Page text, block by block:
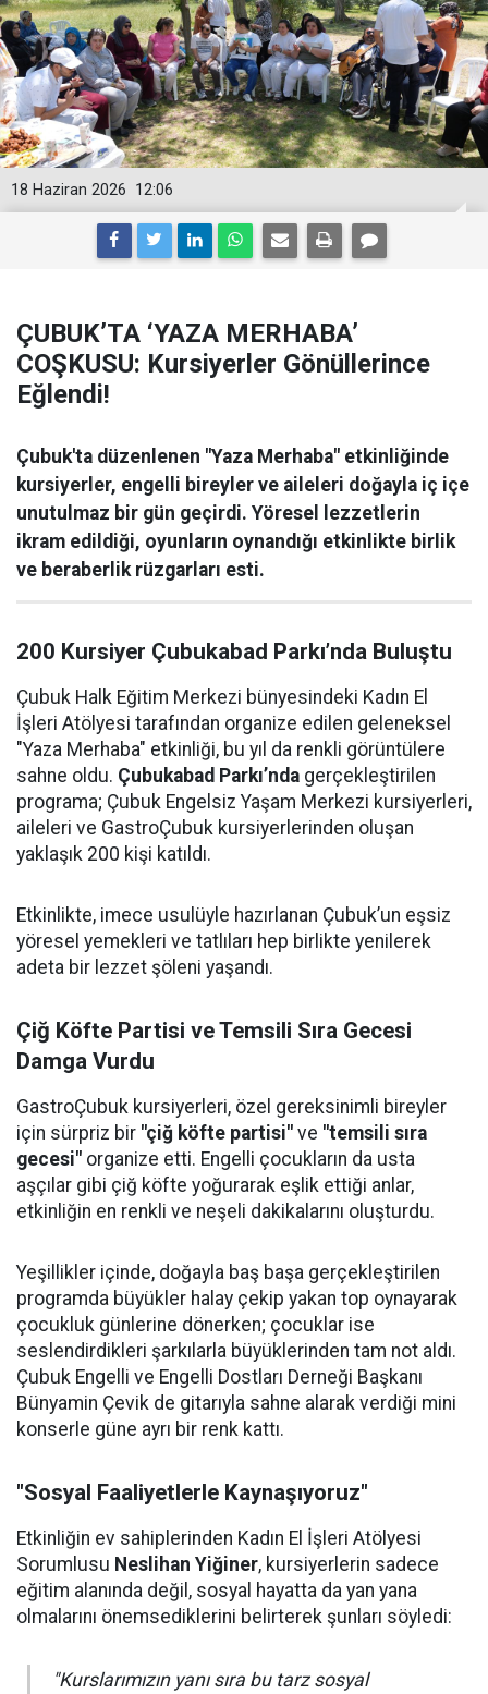
12:06
18 Haziran 2026
ÇUBUK’TA ‘YAZA MERHABA’
COŞKUSU: Kursiyerler Gönüllerince
Eğlendi!
Çubuk'ta düzenlenen "Yaza Merhaba" etkinliğinde
kursiyerler, engelli bireyler ve aileleri doğayla iç içe
unutulmaz bir gün geçirdi. Yöresel lezzetlerin
ikram edildiği, oyunların oynandığı etkinlikte birlik
ve beraberlik rüzgarları esti.
200 Kursiyer Çubukabad Parkı’nda Buluştu
Çubuk Halk Eğitim Merkezi bünyesindeki Kadın El
İşleri Atölyesi tarafından organize edilen geleneksel
"Yaza Merhaba" etkinliği, bu yıl da renkli görüntülere
sahne oldu. Çubukabad Parkı’nda gerçekleştirilen
programa; Çubuk Engelsiz Yaşam Merkezi kursiyerleri,
aileleri ve GastroÇubuk kursiyerlerinden oluşan
yaklaşık 200 kişi katıldı.
Etkinlikte, imece usulüyle hazırlanan Çubuk’un eşsiz
yöresel yemekleri ve tatlıları hep birlikte yenilerek
adeta bir lezzet şöleni yaşandı.
Çiğ Köfte Partisi ve Temsili Sıra Gecesi
Damga Vurdu
GastroÇubuk kursiyerleri, özel gereksinimli bireyler
için sürpriz bir "çiğ köfte partisi" ve "temsili sıra
gecesi" organize etti. Engelli çocukların da usta
aşçılar gibi çiğ köfte yoğurarak eşlik ettiği anlar,
etkinliğin en renkli ve neşeli dakikalarını oluşturdu.
Yeşillikler içinde, doğayla baş başa gerçekleştirilen
programda büyükler halay çekip yakan top oynayarak
çocukluk günlerine dönerken; çocuklar ise
seslendirdikleri şarkılarla büyüklerinden tam not aldı.
Çubuk Engelli ve Engelli Dostları Derneği Başkanı
Bünyamin Çevik de gitarıyla sahne alarak verdiği mini
konserle güne ayrı bir renk kattı.
"Sosyal Faaliyetlerle Kaynaşıyoruz"
Etkinliğin ev sahiplerinden Kadın El İşleri Atölyesi
Sorumlusu Neslihan Yiğiner, kursiyerlerin sadece
eğitim alanında değil, sosyal hayatta da yan yana
olmalarını önemsediklerini belirterek şunları söyledi:
"Kurslarımızın yanı sıra bu tarz sosyal